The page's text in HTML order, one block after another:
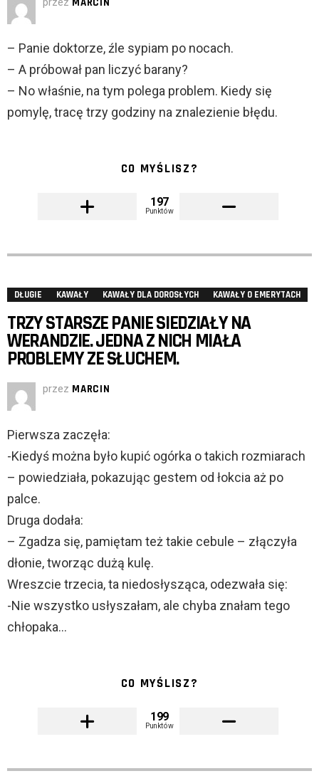
– Panie doktorze, źle sypiam po nocach.
– A próbował pan liczyć barany?
– No właśnie, na tym polega problem. Kiedy się
pomylę, tracę trzy godziny na znalezienie błędu.
CO MYŚLISZ?
197
Punktów
DŁUGIE KAWAŁY KAWAŁY DLA DOROSŁYCH KAWAŁY O EMERYTACH
TRZY STARSZE PANIE SIEDZIAŁY NA
WERANDZIE. JEDNA Z NICH MIAŁA
PROBLEMY ZE SŁUCHEM.
przez MARCIN
Pierwsza zaczęła:
-Kiedyś można było kupić ogórka o takich rozmiarach
– powiedziała, pokazując gestem od łokcia aż po
palce.
Druga dodała:
– Zgadza się, pamiętam też takie cebule – złączyła
dłonie, tworząc dużą kulę.
Wreszcie trzecia, ta niedosłysząca, odezwała się:
-Nie wszystko usłyszałam, ale chyba znałam tego
chłopaka…
CO MYŚLISZ?
199
Punktów